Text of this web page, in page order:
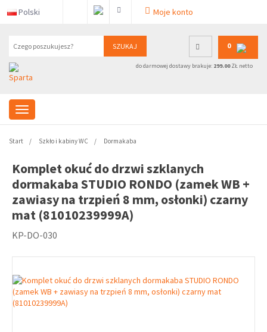
Polski Moje konto
SZUKAJ 0
do darmowej dostawy brakuje: 299.00ZŁ netto
Start Szkło i kabiny WC Dormakaba
Komplet okuć do drzwi szklanych
dormakaba STUDIO RONDO (zamek WB +
zawiasy na trzpień 8 mm, osłonki) czarny
mat (81010239999A)
KP-DO-030